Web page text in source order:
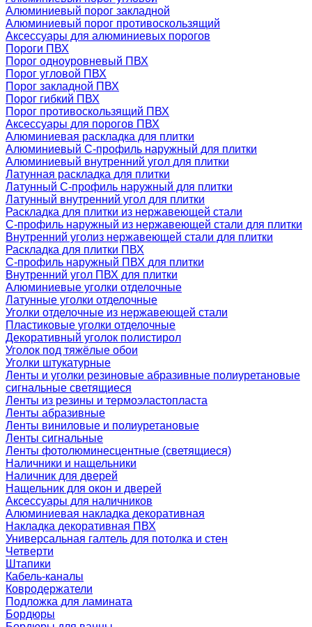
Алюминиевый порог закладной
Алюминиевый порог противоскользящий
Аксессуары для алюминиевых порогов
Пороги ПВХ
Порог одноуровневый ПВХ
Порог угловой ПВХ
Порог закладной ПВХ
Порог гибкий ПВХ
Порог противоскользящий ПВХ
Аксессуары для порогов ПВХ
Алюминиевая раскладка для плитки
Алюминиевый С-профиль наружный для плитки
Алюминиевый внутренний угол для плитки
Латунная раскладка для плитки
Латунный С-профиль наружный для плитки
Латунный внутренний угол для плитки
Раскладка для плитки из нержавеющей стали
С-профиль наружный из нержавеющей стали для плитки
Внутренний уголиз нержавеющей стали для плитки
Раскладка для плитки ПВХ
С-профиль наружный ПВХ для плитки
Внутренний угол ПВХ для плитки
Алюминиевые уголки отделочные
Латунные уголки отделочные
Уголки отделочные из нержавеющей стали
Пластиковые уголки отделочные
Декоративный уголок полистирол
Уголок под тяжёлые обои
Уголки штукатурные
Ленты и уголки резиновые абразивные полиуретановые
сигнальные светящиеся
Ленты из резины и термоэластопласта
Ленты абразивные
Ленты виниловые и полиуретановые
Ленты сигнальные
Ленты фотолюминесцентные (светящиеся)
Наличники и нащельники
Наличник для дверей
Нащельник для окон и дверей
Аксессуары для наличников
Алюминиевая накладка декоративная
Накладка декоративная ПВХ
Универсальная галтель для потолка и стен
Четверти
Штапики
Кабель-каналы
Ковродержатели
Подложка для ламината
Бордюры